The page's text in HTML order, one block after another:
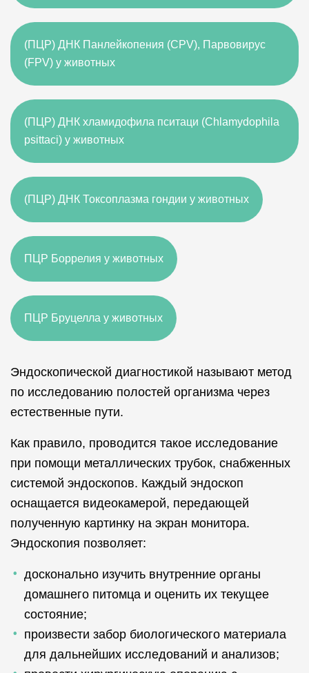
(ПЦР) ДНК Панлейкопения (CPV), Парвовирус
(FPV) у животных
(ПЦР) ДНК хламидофила пситаци (Chlamydophila
psittaci) у животных
(ПЦР) ДНК Токсоплазма гондии у животных
ПЦР Боррелия у животных
ПЦР Бруцелла у животных
ПЦР Бабезия у животных
Эндоскопической диагностикой называют метод
по исследованию полостей организма через
естественные пути.
Как правило, проводится такое исследование
при помощи металлических трубок, снабженных
системой эндоскопов. Каждый эндоскоп
оснащается видеокамерой, передающей
полученную картинку на экран монитора.
Эндоскопия позволяет:
досконально изучить внутренние органы
домашнего питомца и оценить их текущее
состояние;
произвести забор биологического материала
для дальнейших исследований и анализов;